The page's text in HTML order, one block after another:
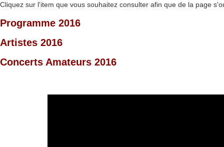
Cliquez sur l'item que vous souhaitez consulter afin que de la page
Programme 2016
Artistes 2016
Concerts Amateurs 2016